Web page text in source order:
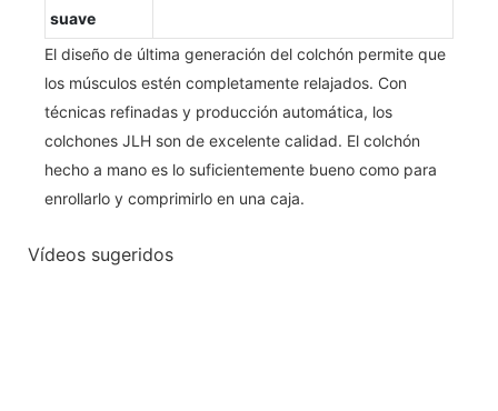
suave
El diseño de última generación del colchón permite que
los músculos estén completamente relajados. Con
técnicas refinadas y producción automática, los
colchones JLH son de excelente calidad. El colchón
hecho a mano es lo suficientemente bueno como para
enrollarlo y comprimirlo en una caja.
Vídeos sugeridos